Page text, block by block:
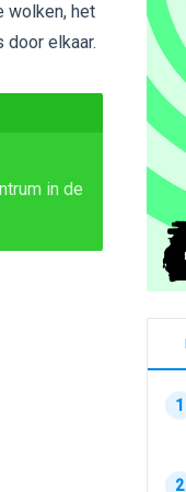
wolken, het
elkaar.
in de
1
2